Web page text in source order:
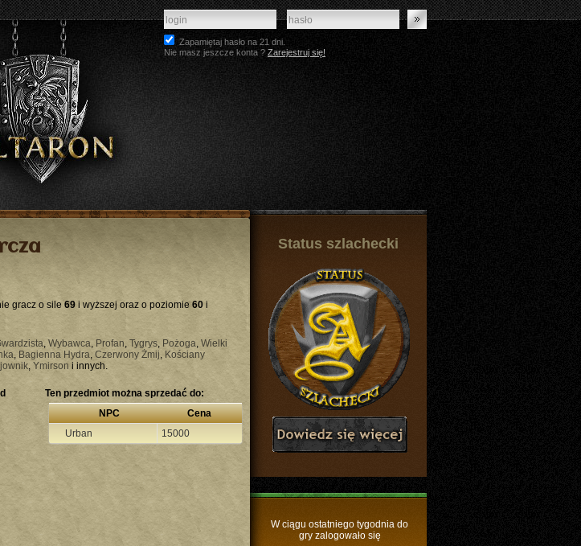
Zapamiętaj hasło na 21 dni.
Nie masz jeszcze konta ? Zarejestruj się!
gracz o sile69 i wyższej oraz o poziomie 60 i
, Wybawca, Profan, Tygrys, Pożoga, Wielki
, Bagienna Hydra, Czerwony Żmij, Kościany
, Ymirson i innych.
Ten przedmiot można sprzedać do:
NPC
Cena
Urban
15000
Status szlachecki
W ciągu ostatniego tygodnia do
gry zalogowało się